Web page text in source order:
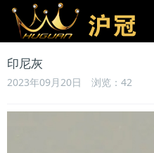
印尼灰
2023年09月20日
浏览： 42